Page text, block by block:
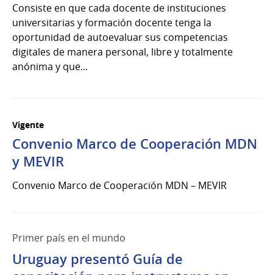
Consiste en que cada docente de instituciones
universitarias y formación docente tenga la
oportunidad de autoevaluar sus competencias
digitales de manera personal, libre y totalmente
anónima y que...
Vigente
Convenio Marco de Cooperación MDN
y MEVIR
Convenio Marco de Cooperación MDN – MEVIR
Primer país en el mundo
Uruguay presentó Guía de